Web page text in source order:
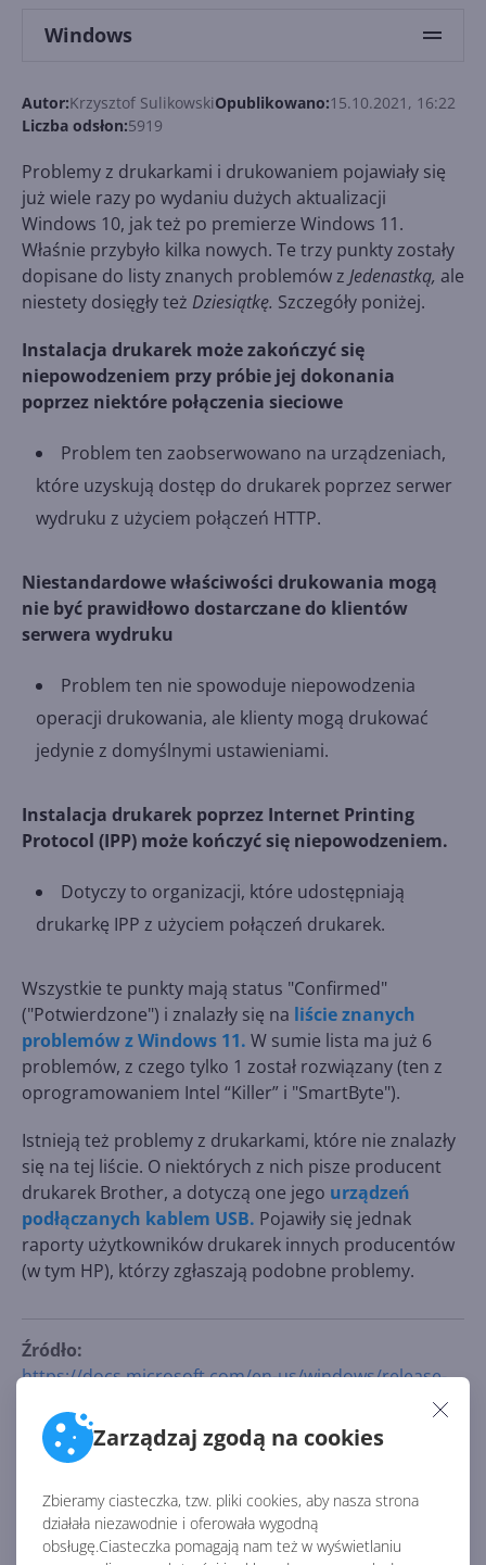
Zarządzaj zgodą na cookies
Zbieramy ciasteczka, tzw. pliki cookies, aby nasza strona
działała niezawodnie i oferowała wygodną
obsługę.Ciasteczka pomagają nam też w wyświetlaniu
Windows
Autor:Krzysztof SulikowskiOpublikowano:15.10.2021, 16:22
Liczba odsłon:5919
Problemy z drukarkami i drukowaniem pojawiały się
już wiele razy po wydaniu dużych aktualizacji
Windows 10, jak też po premierze Windows 11.
Właśnie przybyło kilka nowych. Te trzy punkty zostały
dopisane do listy znanych problemów z Jedenastką, ale
niestety dosięgły też Dziesiątkę. Szczegóły poniżej.
Instalacja drukarek może zakończyć się
niepowodzeniem przy próbie jej dokonania
poprzez niektóre połączenia sieciowe
Problem ten zaobserwowano na urządzeniach,
które uzyskują dostęp do drukarek poprzez serwer
wydruku z użyciem połączeń HTTP.
Niestandardowe właściwości drukowania mogą
nie być prawidłowo dostarczane do klientów
serwera wydruku
Problem ten nie spowoduje niepowodzenia
operacji drukowania, ale klienty mogą drukować
jedynie z domyślnymi ustawieniami.
Instalacja drukarek poprzez Internet Printing
Protocol (IPP) może kończyć się niepowodzeniem.
Dotyczy to organizacji, które udostępniają
drukarkę IPP z użyciem połączeń drukarek.
Wszystkie te punkty mają status "Confirmed"
("Potwierdzone") i znalazły się na liście znanych
problemów z Windows 11. W sumie lista ma już 6
problemów, z czego tylko 1 został rozwiązany (ten z
oprogramowaniem Intel “Killer” i "SmartByte").
Istnieją też problemy z drukarkami, które nie znalazły
się na tej liście. O niektórych z nich pisze producent
drukarek Brother, a dotyczą one jego urządzeń
podłączanych kablem USB. Pojawiły się jednak
raporty użytkowników drukarek innych producentów
(w tym HP), którzy zgłaszają podobne problemy.
Źródło:
https://docs.microsoft.com/en-us/windows/release-
Windows będzie